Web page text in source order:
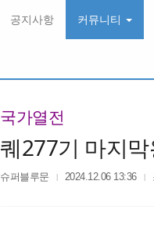
공지사항 커뮤니티
국가열전
퀘277기 마지
슈퍼블루문 2024.12.06 13:36